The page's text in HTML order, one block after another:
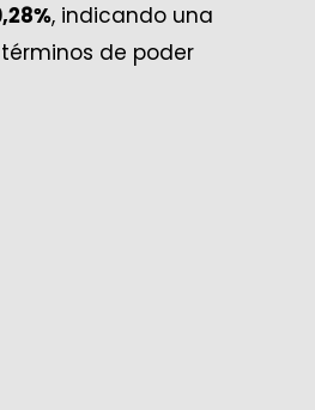
, indicando una
de poder